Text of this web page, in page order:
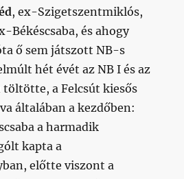
, ex-Szigetszentmiklós,
Békéscsaba, és ahogy
ő sem játszott NB-s
hét évét az NB I és az
töltötte, a Felcsút kiesős
általában a kezdőben:
a harmadik
kapta a
előtte viszont a